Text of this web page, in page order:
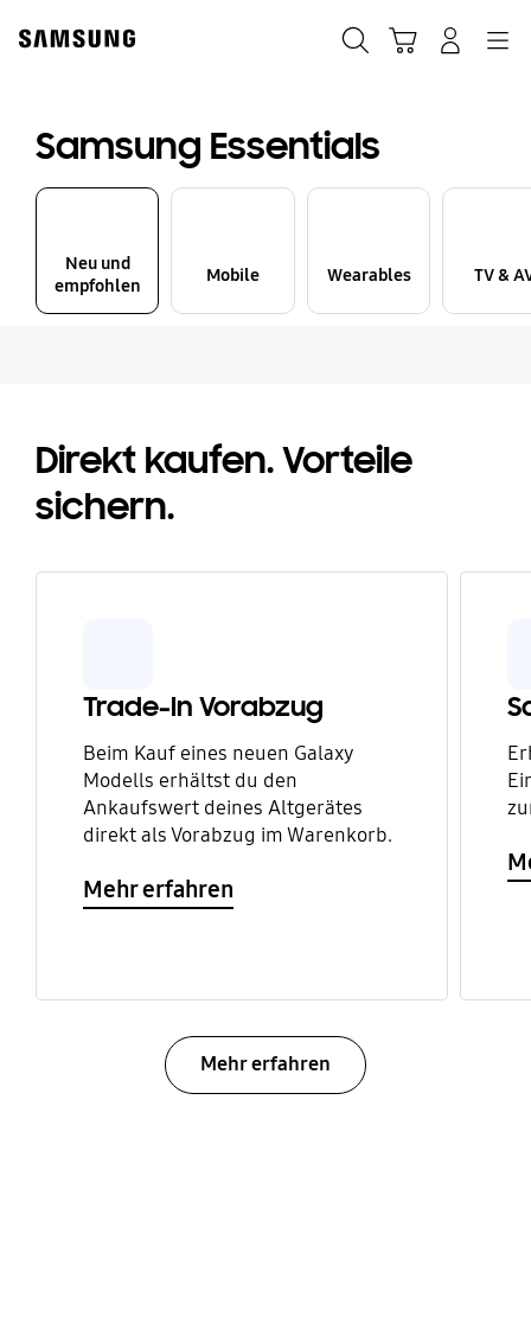
content
accessibility
Samsung Essentials
Neu und
empfohlen
Mobile Wearables TV &
Direkt kaufen. Vorteile
sichern.
Trade-In Vorabzug
Beim Kauf eines neuen Galaxy
Modells erhältst du den
Ankaufswert deines Altgerätes
direkt als Vorabzug im Warenkorb.
Mehr erfahren
Mehr erfahren